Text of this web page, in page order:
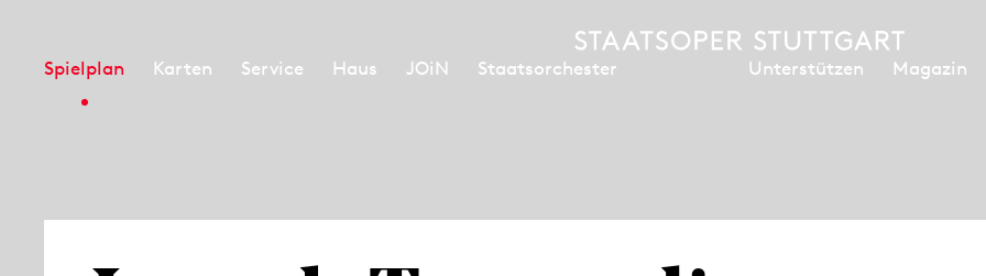
Spielplan Karten Service Haus JOiN Staatsorchester Unterstützen Magazin